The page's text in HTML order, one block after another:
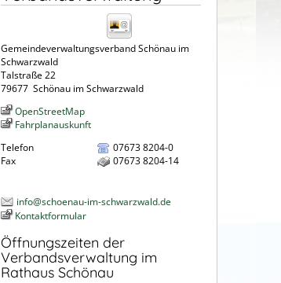
Gemeindeverwaltungsverband Schönau im
Schwarzwald
Talstraße 22
79677 Schönau im Schwarzwald
OpenStreetMap
Fahrplanauskunft
Telefon
07673 8204-0
Fax
07673 8204-14
info@schoenau-im-schwarzwald.de
Kontaktformular
Öffnungszeiten der
Verbandsverwaltung im
Rathaus Schönau